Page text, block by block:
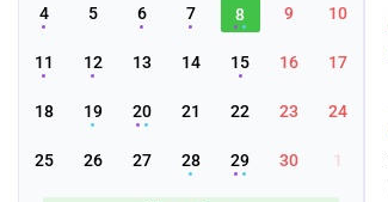
4 5 6 7 8 9 10
11 12 13 14 15 16 17
18 19 20 21 22 23 24
25 26 27 28 29 30 1